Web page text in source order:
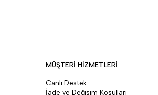
MÜŞTERİ HİZMETLERİ
Canlı Destek
İade ve Değişim Koşulları